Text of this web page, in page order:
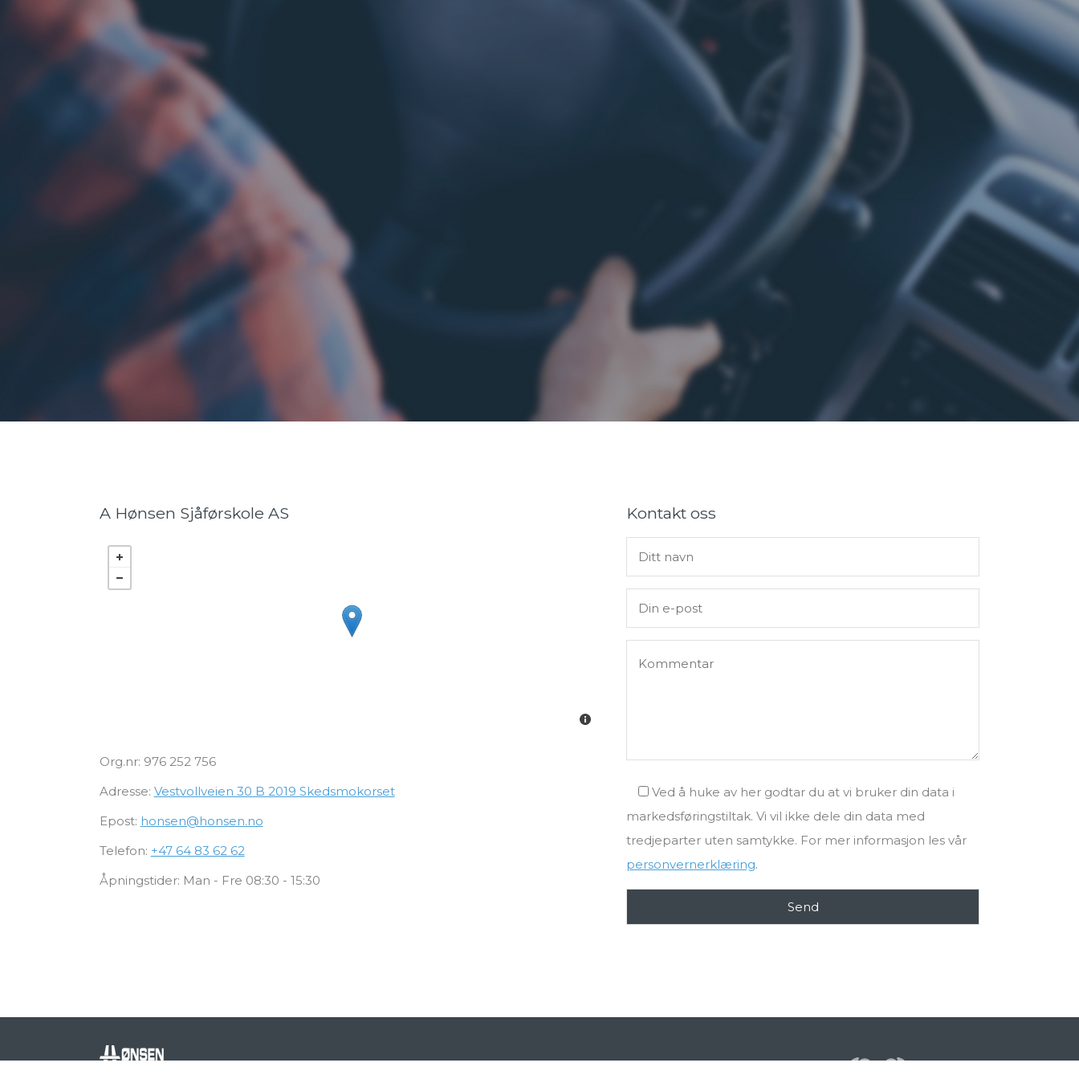
A Hønsen Sjåførskole AS
Org.nr: 976 252 756
Adresse: Vestvollveien 30 B 2019 Skedsmokorset
Epost: honsen@honsen.no
Telefon: +47 64 83 62 62
Åpningstider: Man - Fre 08:30 - 15:30
Kontakt oss
Ved å huke av her godtar du at vi bruker din data i
markedsføringstiltak. Vi vil ikke dele din data med
tredjeparter uten samtykke. For mer informasjon les vår
personvernerklæring.